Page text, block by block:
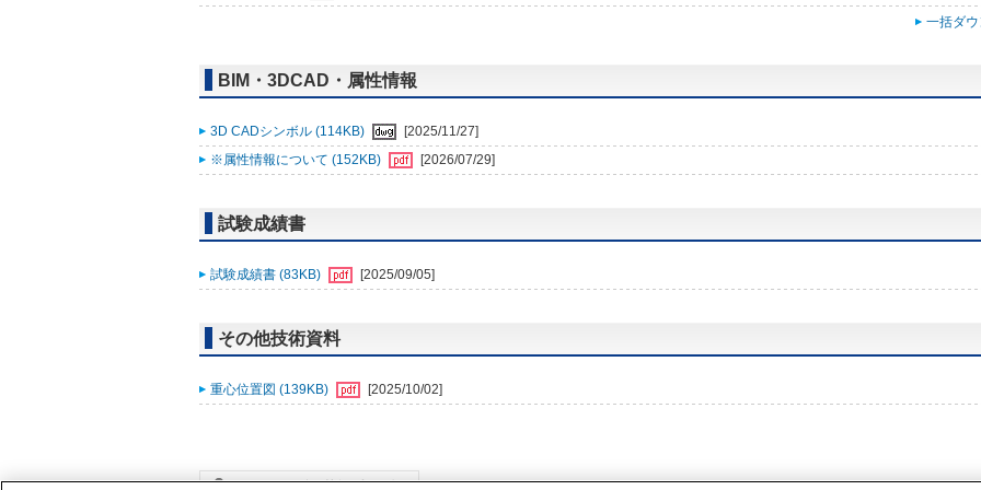
一括ダ
BIM・3DCAD・属性情報
3D CADシンボル (114KB)
[2025/11/27]
※属性情報について (152KB)
[2026/07/29]
試験成績書
試験成績書 (83KB) [2025/09/05]
その他技術資料
重心位置図 (139KB) [2025/10/02]